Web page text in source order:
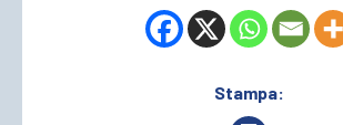
Stampa: